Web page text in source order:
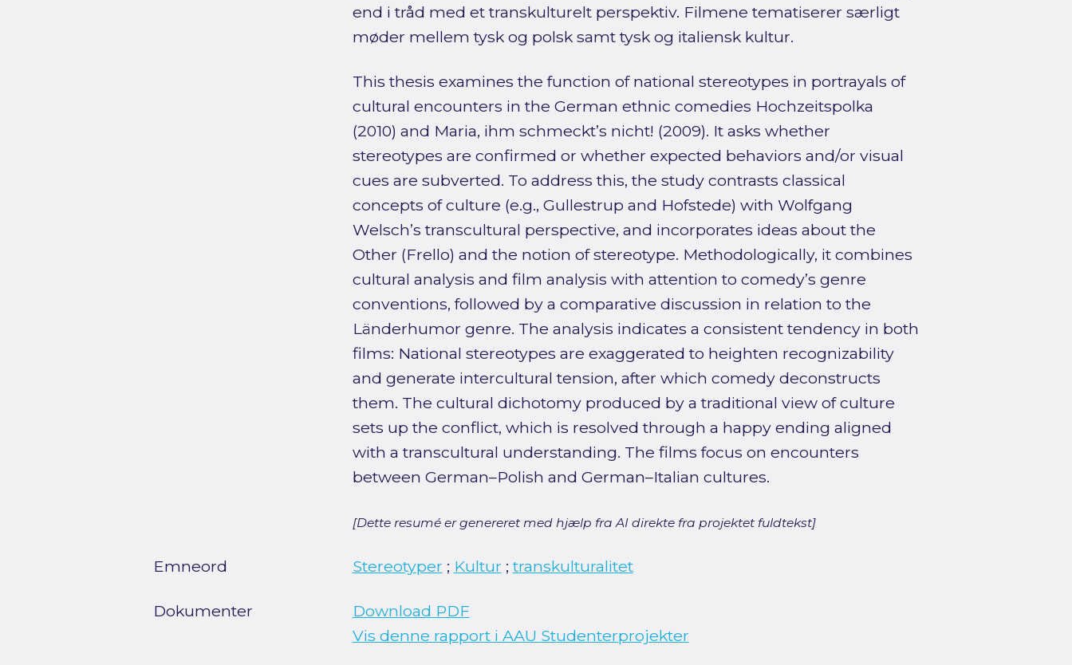
end i tråd med et transkulturelt perspektiv. Filmene tematiserer særligt
møder mellem tysk og polsk samt tysk og italiensk kultur.
This thesis examines the function of national stereotypes in portrayals of
cultural encounters in the German ethnic comedies Hochzeitspolka
(2010) and Maria, ihm schmeckt’s nicht! (2009). It asks whether
stereotypes are confirmed or whether expected behaviors and/or visual
cues are subverted. To address this, the study contrasts classical
concepts of culture (e.g., Gullestrup and Hofstede) with Wolfgang
Welsch’s transcultural perspective, and incorporates ideas about the
Other (Frello) and the notion of stereotype. Methodologically, it combines
cultural analysis and film analysis with attention to comedy’s genre
conventions, followed by a comparative discussion in relation to the
Länderhumor genre. The analysis indicates a consistent tendency in both
films: National stereotypes are exaggerated to heighten recognizability
and generate intercultural tension, after which comedy deconstructs
them. The cultural dichotomy produced by a traditional view of culture
sets up the conflict, which is resolved through a happy ending aligned
with a transcultural understanding. The films focus on encounters
between German–Polish and German–Italian cultures.
[Dette resumé er genereret med hjælp fra AI direkte fra projektet fuldtekst]
Emneord Stereotyper ; Kultur ;transkulturalitet
Dokumenter
Download PDF
Vis denne rapport i AAU Studenterprojekter